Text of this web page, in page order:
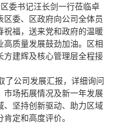
委书记汪长剑一行莅临卓
委、区政府向公司全体员
祝福，送来党和政府的温暖
质量发展鼓劲加油。区相
方建辉及核心管理层全程接
公司发展汇报，详细询问
市场拓展情况及新一年发展
、坚持创新驱动、助力区域
定和高度评价。